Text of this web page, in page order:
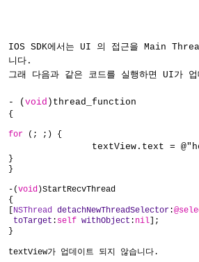
IOS SDK에서는 UI 의 접근을 Main
니다.
그래 다음과 같은 코드를 실행하면 UI가
- ( void )thread_function
{
for (; ;) {
textView .text =
}
}
-(void )StartRecvThread
{
NSThread detachNewThreadSelector:
toTarget : self withObject : nil ];
}
textView가 업데이트 되지 않습니다.